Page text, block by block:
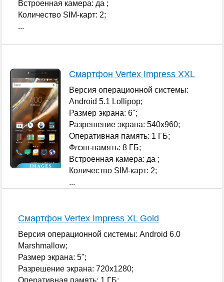
Встроенная камера: да ;
Количество SIM-карт: 2;
...
Смартфон Vertex Impress XXL
Версия операционной системы:
Android 5.1 Lollipop;
Размер экрана: 6";
Разрешение экрана: 540x960;
Оперативная память: 1 ГБ;
Флэш-память: 8 ГБ;
Встроенная камера: да ;
Количество SIM-карт: 2;
...
Смартфон Vertex Impress XL Gold
Версия операционной системы: Android 6.0
Marshmallow;
Размер экрана: 5";
Разрешение экрана: 720x1280;
Оперативная память: 1 ГБ;